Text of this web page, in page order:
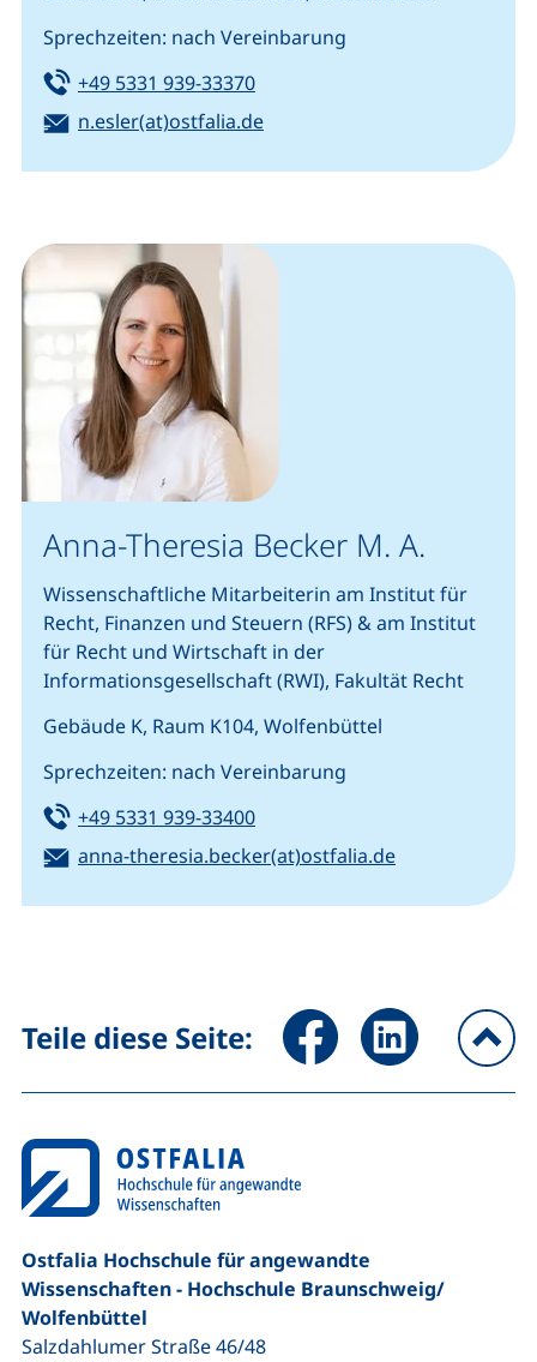
Sprechzeiten: nach Vereinbarung
Tel:
+49 5331 939-33370(startet einen Telefonanruf,
E-Mail:
n.esler(at)ostfalia.de(öffnet Ihr E-Mail-Programm)
Anna-Theresia Becker M. A.
Wissenschaftliche Mitarbeiterin am Institut für
Recht, Finanzen und Steuern (RFS) & am Institut
für Recht und Wirtschaft in der
Informationsgesellschaft (RWI), Fakultät Recht
Gebäude K, Raum K104, Wolfenbüttel
Sprechzeiten: nach Vereinbarung
Tel:
+49 5331 939-33400(startet einen Telefonanruf,
E-Mail:
anna-theresia.becker(at)ostfalia.de(öffnet Ihr E-
Teile diese Seite: Seite über Facebook teilen
Seite über
Ostfalia Hochschule für angewandte
Wissenschaften - Hochschule Braunschweig/​
Wolfenbüttel
Salzdahlumer Straße 46/48